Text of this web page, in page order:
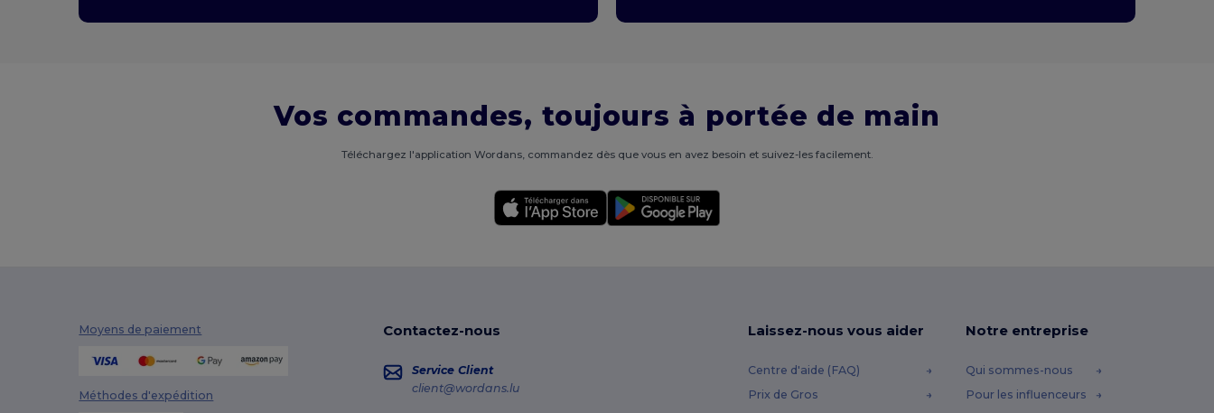
Vos commandes, toujours à portée de main
Téléchargez l'application Wordans, commandez dès que vous en avez besoin et suivez-les facilement.
Moyens de paiement
Méthodes d'expédition
Contactez-nous
Service Client
client@wordans.lu
Laissez-nous vous aider
Centre d'aide (FAQ)
Prix de Gros
Notre entreprise
Qui sommes-nous
Pour les influenceurs